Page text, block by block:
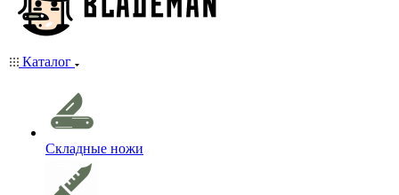
Каталог
Складные ножи